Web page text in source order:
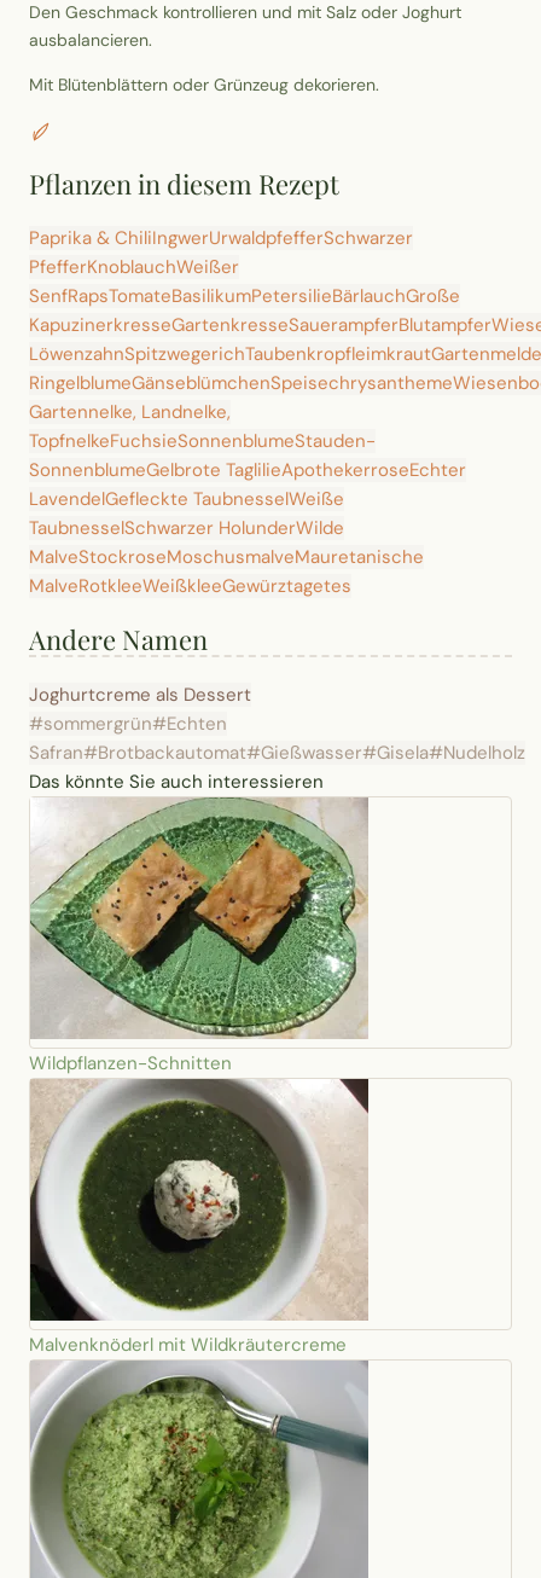
Den Geschmack kontrollieren und mit Salz oder Joghurt
ausbalancieren.
Mit Blütenblättern oder Grünzeug dekorieren.
Pflanzen in diesem Rezept
Paprika & ChiliIngwerUrwaldpfefferSchwarzer
PfefferKnoblauchWeißer
SenfRapsTomateBasilikumPetersilieBärlauchGroße
KapuzinerkresseGartenkresseSauerampferBlutampfer
LöwenzahnSpitzwegerichTaubenkropfleimkrautGartenmelde
RingelblumeGänseblümchenSpeisechrysantheme
Gartennelke, Landnelke,
TopfnelkeFuchsieSonnenblumeStauden-
SonnenblumeGelbrote TaglilieApothekerroseEchter
LavendelGefleckte TaubnesselWeiße
TaubnesselSchwarzer HolunderWilde
MalveStockroseMoschusmalveMauretanische
MalveRotkleeWeißkleeGewürztagetes
Andere Namen
Joghurtcreme als Dessert
#sommergrün#Echten
Safran#Brotbackautomat#Gießwasser#Gisela#Nudelholz
Das könnte Sie auch interessieren
Wildpflanzen-Schnitten
Malvenknöderl mit Wildkräutercreme